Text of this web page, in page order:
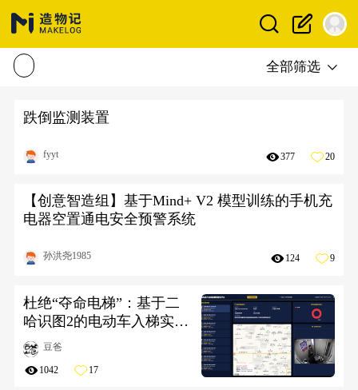
全部筛选
跌倒监测装置
fyyt 377 20
【创意智造组】基于Mind+ V2 模型训练的手机充
电器空置通电安全预警系统
孙洪尧1985 124 9
杜绝“夺命电梯”：基于二
哈识图2的电动车入梯实时
检测与联动阻断系统
豆爸
1042 17